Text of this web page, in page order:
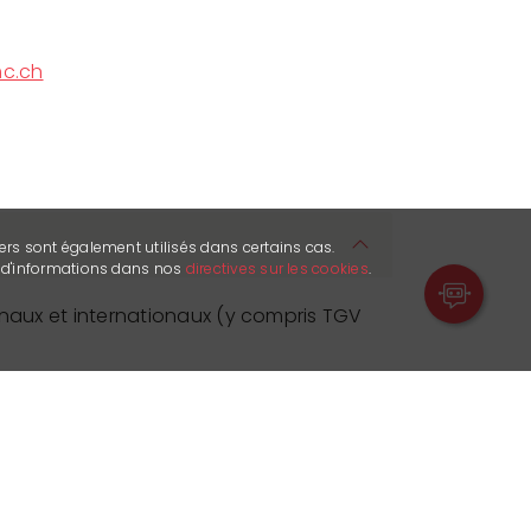
et internationaux (y compris TGV
sont également utilisés dans certains cas.
dans nos directives sur les cookies.